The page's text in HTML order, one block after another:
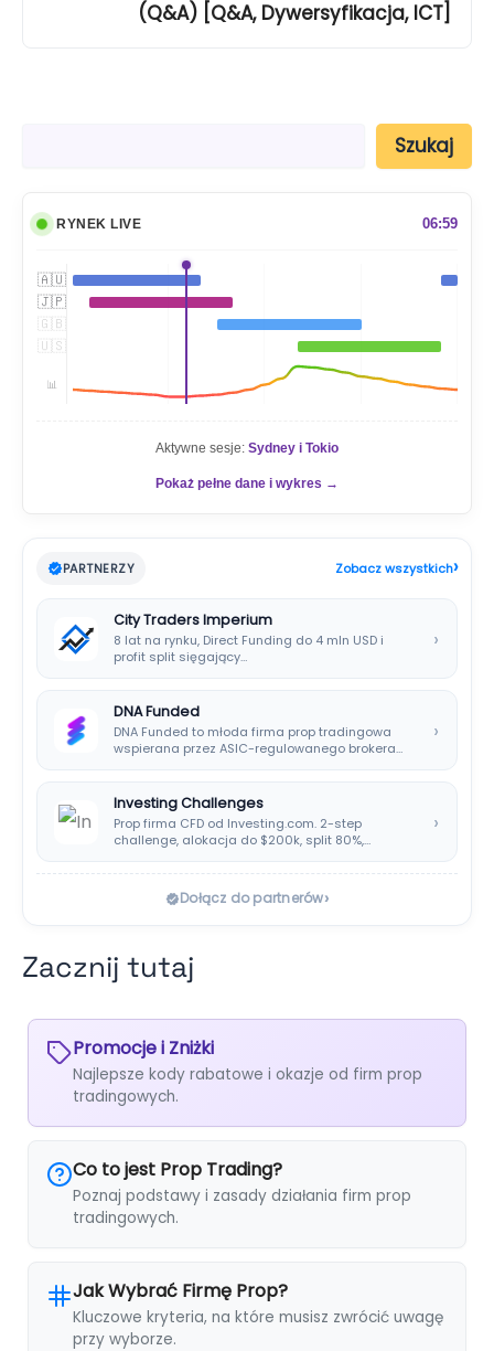
(Q&A) [Q&A, Dywersyfikacja, ICT]
a
Szukaj
RYNEK LIVE 06:59
🇦🇺
🇯🇵
🇬🇧
🇺🇸
📊
Aktywne sesje: Sydney i Tokio
Pokaż pełne dane i wykres →
PARTNERZY Zobacz wszystkich›
City Traders Imperium
8 lat na rynku, Direct Funding do 4 mln USD i
profit split sięgający…
›
DNA Funded
DNA Funded to młoda firma prop tradingowa
wspierana przez ASIC-regulowanego brokera
›
Investing Challenges
Prop firma CFD od Investing.com. 2-step
challenge, alokacja do $200k, split 80%,
›
Dołącz do partnerów›
Zacznij tutaj
Promocje i Zniżki
Najlepsze kody rabatowe i okazje od firm prop
tradingowych.
Co to jest Prop Trading?
Poznaj podstawy i zasady działania firm prop
tradingowych.
Jak Wybrać Firmę Prop?
Kluczowe kryteria, na które musisz zwrócić uwagę
przy wyborze.